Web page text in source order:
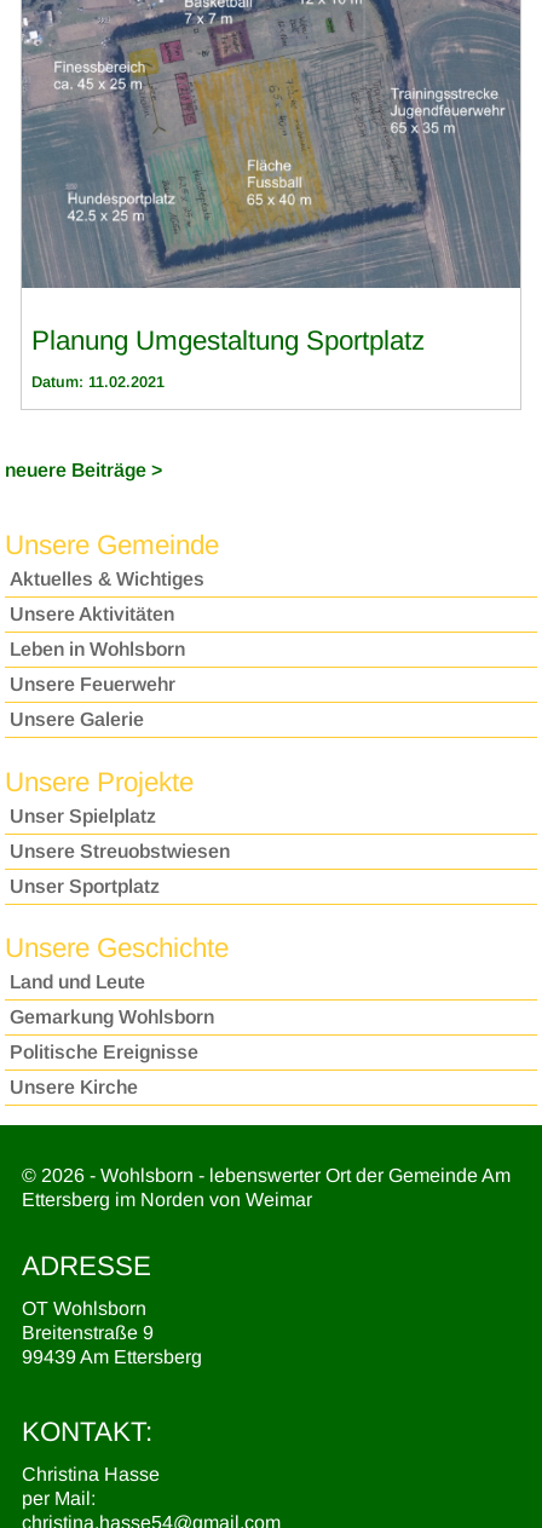
Planung Umgestaltung Sportplatz
Datum: 11.02.2021
neuere Beiträge >
Unsere Gemeinde
Aktuelles & Wichtiges
Unsere Aktivitäten
Leben in Wohlsborn
Unsere Feuerwehr
Unsere Galerie
Unsere Projekte
Unser Spielplatz
Unsere Streuobstwiesen
Unser Sportplatz
Unsere Geschichte
Land und Leute
Gemarkung Wohlsborn
Politische Ereignisse
Unsere Kirche
© 2026 - Wohlsborn - lebenswerter Ort der Gemeinde Am
Ettersberg im Norden von Weimar
ADRESSE
OT Wohlsborn
Breitenstraße 9
99439 Am Ettersberg
KONTAKT:
Christina Hasse
per Mail:
christina.hasse54@gmail.com